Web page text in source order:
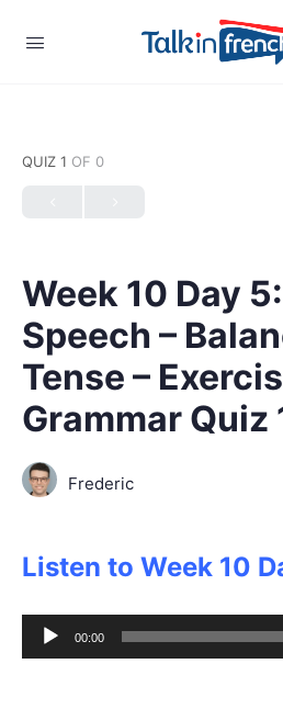
QUIZ 1 OF 0
Week 10 Day
Speech –
Tense –
Grammar Quiz
Frederic
Listen to Week 10
Audio
Player
00:00